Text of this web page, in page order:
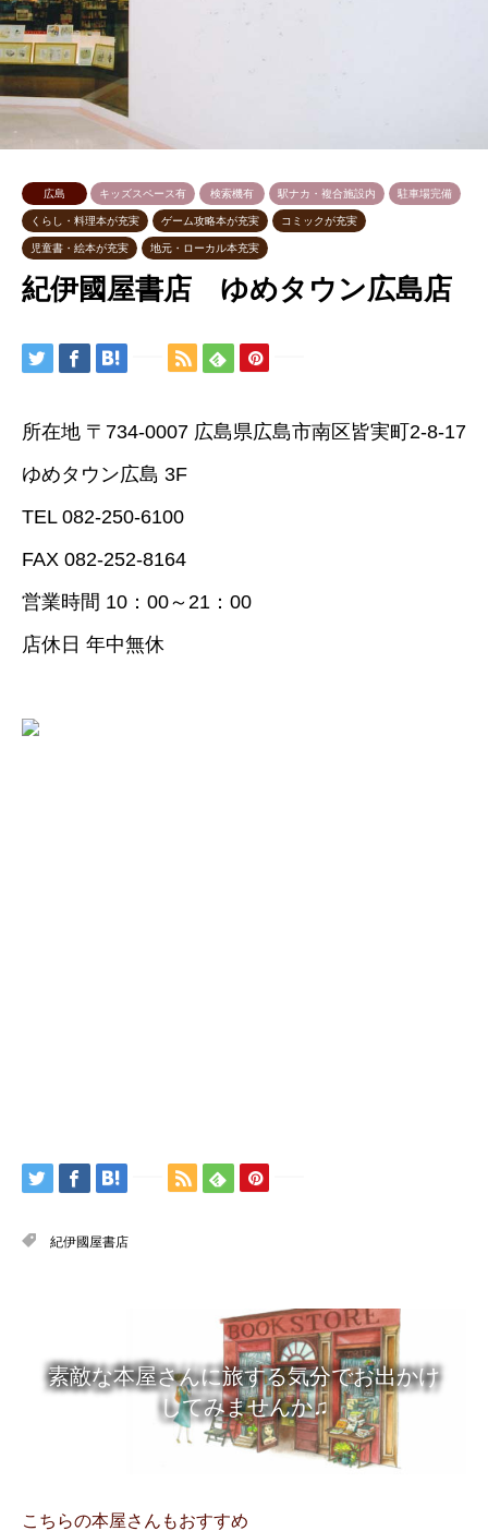
広島 キッズスペース有 検索機有 駅ナカ・複合施設内 駐車場完備
くらし・料理本が充実 ゲーム攻略本が充実 コミックが充実
児童書・絵本が充実 地元・ローカル本充実
紀伊國屋書店 ゆめタウン広島店
所在地 〒734-0007 広島県広島市南区皆実町2-8-17
ゆめタウン広島 3F
TEL 082-250-6100
FAX 082-252-8164
営業時間 10：00～21：00
店休日 年中無休
紀伊國屋書店
素敵な本屋さんに旅する気分でお出かけ
してみませんか♫
こちらの本屋さんもおすすめ